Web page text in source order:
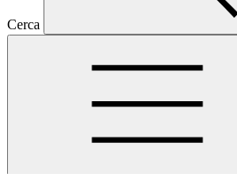
Cerca